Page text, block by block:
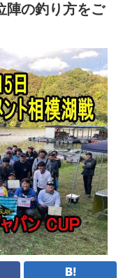
の釣り方をご